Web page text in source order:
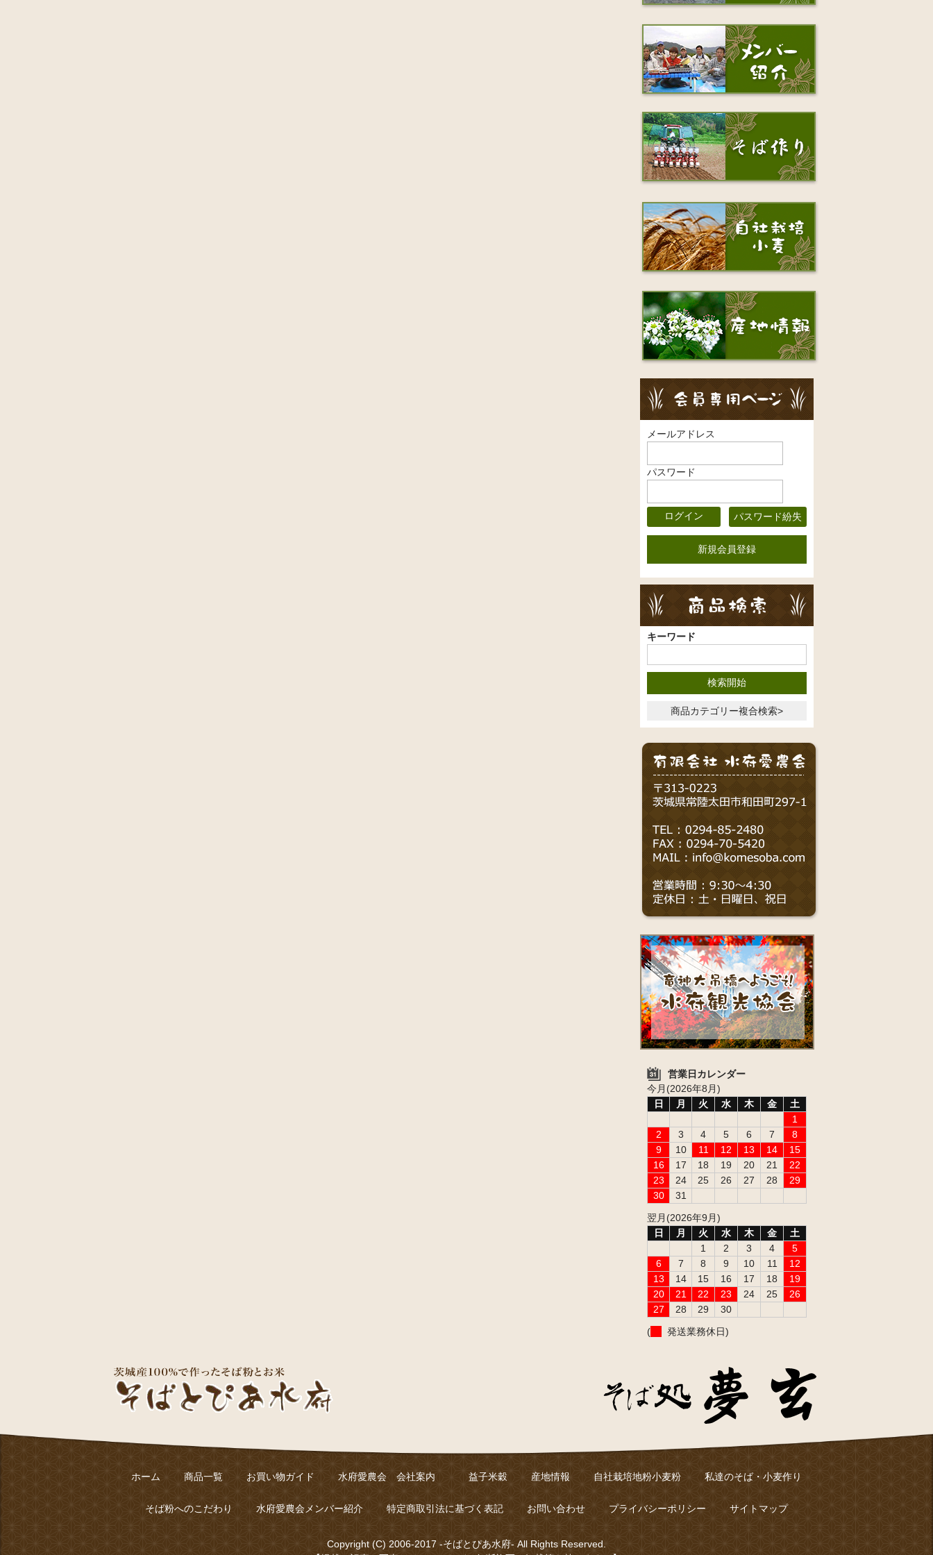
メールアドレス
パスワード
パスワード紛失
新規会員登録
キーワード
商品カテゴリー複合検索>
営業日カレンダー
今月(2026年8月)
日
月 火 水 木 金
土
1
2
3 4 5 6 7
8
9
10 11 12 13 14
15
16
17 18 19 20 21
22
23
24 25 26 27 28
29
30
31
翌月(2026年9月)
日
月 火 水 木 金
土
1
2 3 4
5
6
7 8 9 10 11
12
13
14 15 16 17 18
19
20
21 22 23 24 25
26
27
28 29
30
(
発送業務休日)
ホーム 商品一覧 お買い物ガイド 水府愛農会 会社案内 益子米穀 産地情報 自社栽培地粉小麦粉 私達のそば・小麦作り
そば粉へのこだわり 水府愛農会メンバー紹介 特定商取引法に基づく表記 お問い合わせ プライバシーポリシー サイトマップ
Copyright (C) 2006-2017 -そばとぴあ水府- All Rights Reserved.